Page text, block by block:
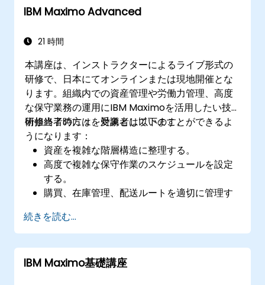
IBM Maximo Advanced
21 時間
本講座は、インストラクターによるライブ形式の
研修で、日本にてオンラインまたは現地開催とな
ります。組織内での資産管理や労働力管理、高度
な保守業務の運用にIBM Maximoを活用したい技
術担当者の方々を対象としています。
研修終了時には、受講者は以下のことができるよ
うになります：
資産を複雑な階層構造に整理する。
高度で複雑な保守作業のスケジュールを設定
する。
購買、在庫管理、配送ルートを適切に管理す
外部労働力リソースを効果的に管理する。
状態ベースのアプローチを用いて保守作業の
進捗を監視する。
続きを読む...
IBM Maximo基礎講座